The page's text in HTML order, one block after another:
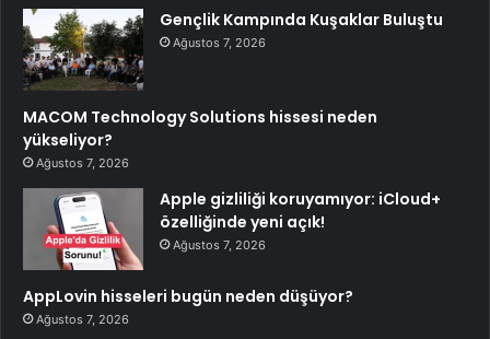
Gençlik Kampında Kuşaklar Buluştu
Ağustos 7, 2026
MACOM Technology Solutions hissesi neden
yükseliyor?
Ağustos 7, 2026
Apple gizliliği koruyamıyor: iCloud+
özelliğinde yeni açık!
Ağustos 7, 2026
AppLovin hisseleri bugün neden düşüyor?
Ağustos 7, 2026